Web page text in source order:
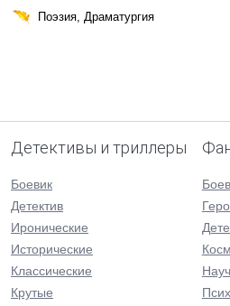
Поэзия, Драматургия
Детективы и триллеры
Боевик
Детектив
Иронические
Исторические
Классические
Крутые